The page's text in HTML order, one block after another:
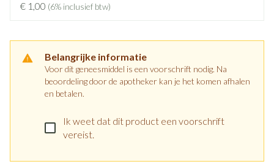
€ 1,00 (6% inclusief btw)
Belangrijke informatie
Voor dit geneesmiddel is een voorschrift nodig. Na
beoordeling door de apotheker kan je het komen afhalen
en betalen.
Ik weet dat dit product een voorschrift
vereist.